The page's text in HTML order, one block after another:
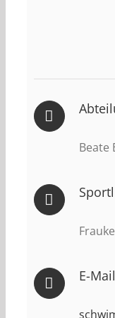
Beate
E-Mail